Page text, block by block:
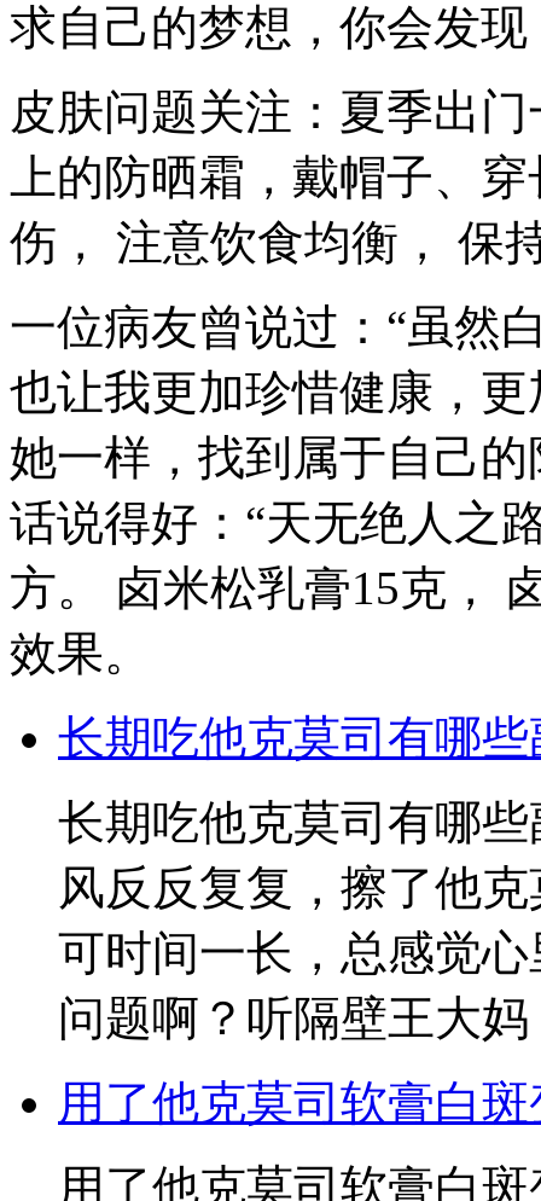
求自己的梦想，你会发
皮肤问题关注：夏季出
上的防晒霜，戴帽子、
伤， 注意饮食均衡， 保
一位病友曾说过：“虽然
也让我更加珍惜健康，
她一样，找到属于自己
话说得好：“天无绝人之
方。 卤米松乳膏15克，
效果。
长期吃他克莫司有哪
长期吃他克莫司有哪
风反反复复，擦了他
可时间一长，总感觉
问题啊？听隔壁王大妈
用了他克莫司软膏白
用了他克莫司软膏白